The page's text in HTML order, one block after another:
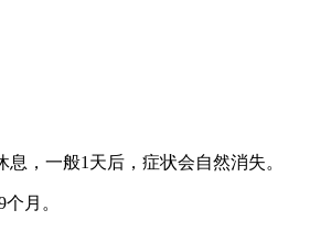
，一般1天后，症状会自然消失。
月。